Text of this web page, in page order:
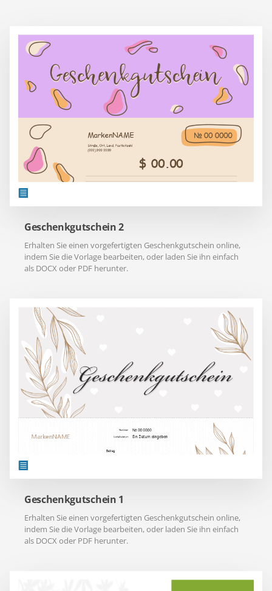
Geschenkgutschein 2
Erhalten Sie einen vorgefertigten Geschenkgutschein online,
indem Sie die Vorlage bearbeiten, oder laden Sie ihn einfach
als DOCX oder PDF herunter.
Geschenkgutschein 1
Erhalten Sie einen vorgefertigten Geschenkgutschein online,
indem Sie die Vorlage bearbeiten, oder laden Sie ihn einfach
als DOCX oder PDF herunter.